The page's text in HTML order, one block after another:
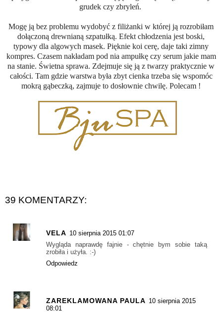
grudek czy zbryleń.
Mogę ją bez problemu wydobyć z filiżanki w której ją rozrobiłam
dołączoną drewnianą szpatułką. Efekt chłodzenia jest boski,
typowy dla algowych masek. Pięknie koi cerę, daje taki zimny
kompres. Czasem nakładam pod nia ampułkę czy serum jakie mam
na stanie. Świetna sprawa. Zdejmuje się ją z twarzy praktycznie w
całości. Tam gdzie warstwa była zbyt cienka trzeba się wspomóc
mokrą gąbeczką, zajmuje to dosłownie chwilę. Polecam !
39 KOMENTARZY:
VELA 10 sierpnia 2015 01:07
Wygląda naprawdę fajnie - chętnie bym sobie taką
zrobiła i użyła. :-)
Odpowiedz
ZAREKLAMOWANA PAULA 10 sierpnia 2015
08:01